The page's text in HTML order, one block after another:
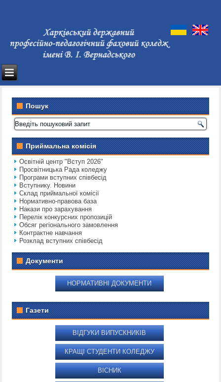
Пошук
Приймальна комісія
Освітній центр "Вступ 2026"
Просвітницька Рада коледжу
Програми вступних співбесід
Вступнику. Новини
Склад приймальної комісії
Нормативно-правова база
Накази про зарахування
Перелік конкурсних пропозицій
Обсяг регіонального замовлення
Контрактне навчання
Розклад вступних співбесід
Документи
НОРМАТИВНІ ДОКУМЕНТИ
Газети
ВІДГУКИ ВИПУСКНИКІВ
КРАЩІ СТУДЕНТИ КОЛЕДЖУ
ВІСНИК